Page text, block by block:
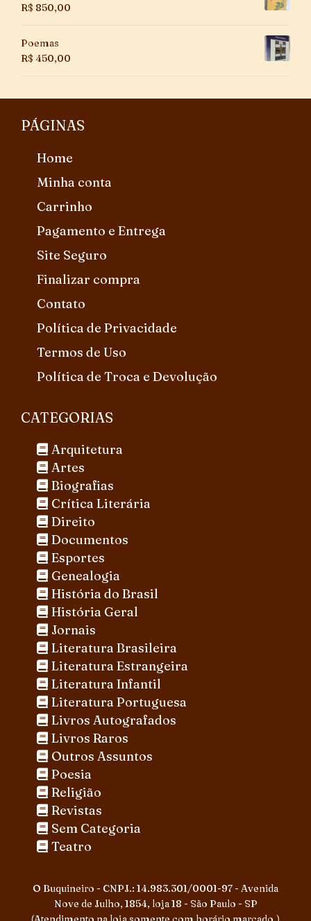
R$ 850,00
Poemas
R$ 450,00
PÁGINAS
Home
Minha conta
Carrinho
Pagamento e Entrega
Site Seguro
Finalizar compra
Contato
Política de Privacidade
Termos de Uso
Política de Troca e Devolução
CATEGORIAS
Arquitetura
Artes
Biografias
Crítica Literária
Direito
Documentos
Esportes
Genealogia
História do Brasil
História Geral
Jornais
Literatura Brasileira
Literatura Estrangeira
Literatura Infantil
Literatura Portuguesa
Livros Autografados
Livros Raros
Outros Assuntos
Poesia
Religião
Revistas
Sem Categoria
Teatro
O Buquineiro - CNPJ.: 14.983.301/0001-97 - Avenida
Nove de Julho, 1854, loja 18 - São Paulo - SP